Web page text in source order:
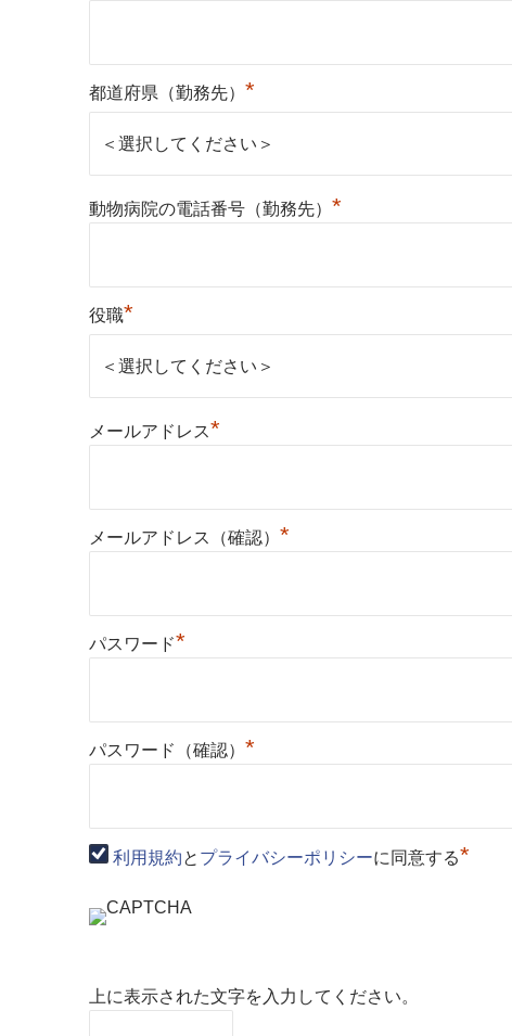
都道府県（勤務先） *
動物病院の電話番号（勤務先） *
役職*
メールアドレス*
メールアドレス（確認） *
パスワード*
パスワード（確認） *
利用規約と プライバシーポリシーに同意する*
上に表示された文字を入力してください。